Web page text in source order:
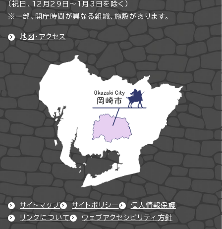
（祝日、12月29日～1月3日を除く）
※一部、開庁時間が異なる組織、施設があります。
地図・アクセス
サイトマップ サイトポリシー
個人情報保護
リンクについて
ウェブアクセシビリティ方針